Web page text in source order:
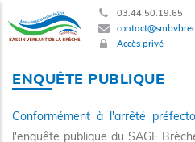
au
03.44.50.19.65
Accès privé
ENQUÊTE PUBLIQUE
Conformément à l'arrêté
l'enquête publique du SAGE